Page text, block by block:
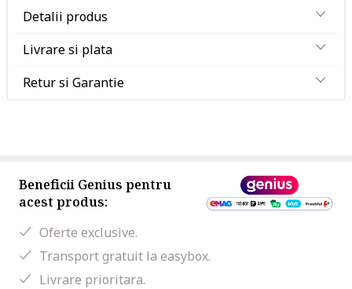
Detalii produs
Livrare si plata
Retur si Garantie
Beneficii Genius pentru
acest produs:
Oferte exclusive.
Transport gratuit la easybox.
Livrare prioritara.